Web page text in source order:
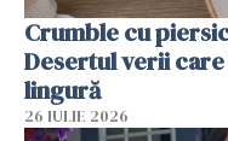
Crumble cu
Desertul verii
lingură
26 IULIE 2026